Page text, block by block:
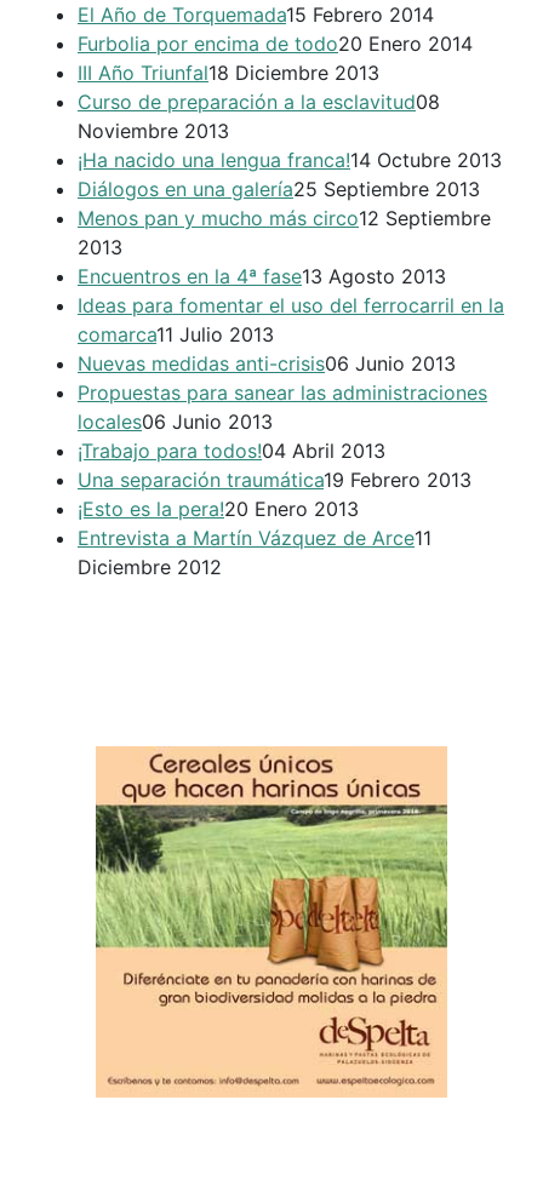
El Año de Torquemada15 Febrero 2014
Furbolia por encima de todo20 Enero 2014
III Año Triunfal18 Diciembre 2013
Curso de preparación a la esclavitud08
Noviembre 2013
¡Ha nacido una lengua franca!14 Octubre 2013
Diálogos en una galería25 Septiembre 2013
Menos pan y mucho más circo12 Septiembre
2013
Encuentros en la 4ª fase13 Agosto 2013
Ideas para fomentar el uso del ferrocarril en la
comarca11 Julio 2013
Nuevas medidas anti-crisis06 Junio 2013
Propuestas para sanear las administraciones
locales06 Junio 2013
¡Trabajo para todos!04 Abril 2013
Una separación traumática19 Febrero 2013
¡Esto es la pera!20 Enero 2013
Entrevista a Martín Vázquez de Arce11
Diciembre 2012